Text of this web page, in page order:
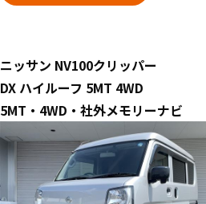
ニッサン NV100クリッパー
DX ハイルーフ 5MT 4WD
5MT・4WD・社外メモリーナビ